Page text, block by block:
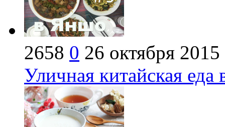
2658 0 26 октября 2015
Уличная китайская